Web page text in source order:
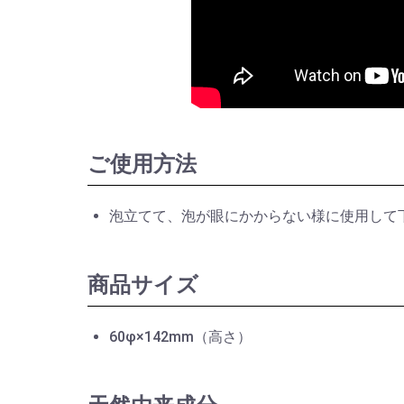
ご使用方法
泡立てて、泡が眼にかからない様に使用して
商品サイズ
60φ×142mm（高さ）